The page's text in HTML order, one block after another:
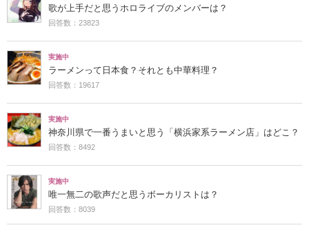
歌が上手だと思うホロライブのメンバーは？
回答数：23823
実施中
ラーメンって日本食？それとも中華料理？
回答数：19617
実施中
神奈川県で一番うまいと思う「横浜家系ラーメン店」はどこ？
回答数：8492
実施中
唯一無二の歌声だと思うボーカリストは？
回答数：8039